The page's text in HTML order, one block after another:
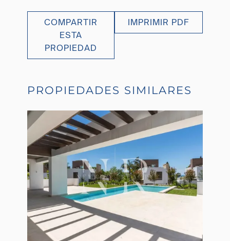
COMPARTIR
ESTA
PROPIEDAD
IMPRIMIR PDF
PROPIEDADES SIMILARES